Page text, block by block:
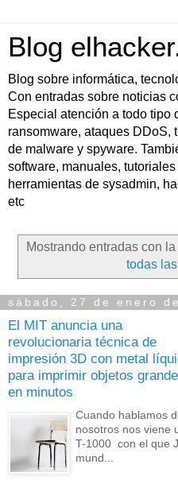
Blog
Blog sobre informática,
Con entradas sobre noticias
Especial atención a todo tipo
ransomware, ataques DDoS,
de malware y spyware.
software, manuales,
herramientas de sysadmin,
etc
Mostrando entradas con
todas
sábado, 27 de enero
El MIT anuncia una
revolucionaria técnica de
impresión 3D con metal
para imprimir objetos
en minutos
Cuando hablamos
nosotros nos viene
T-1000 con el que
mund...